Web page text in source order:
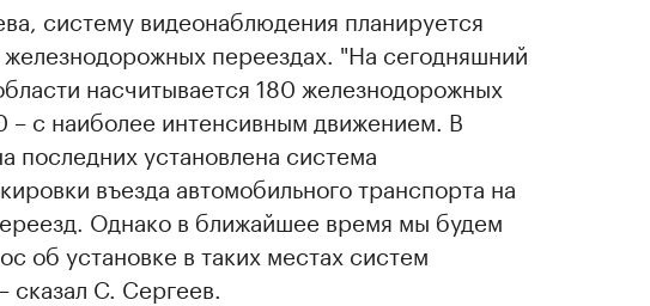
систему видеонаблюдения планируется
железнодорожных переездах. "На сегодняшний
насчитывается 180 железнодорожных
– с наиболее интенсивным движением. В
последних установлена система
въезда автомобильного транспорта на
Однако в ближайшее время мы будем
об установке в таких местах систем
сказал С. Сергеев.